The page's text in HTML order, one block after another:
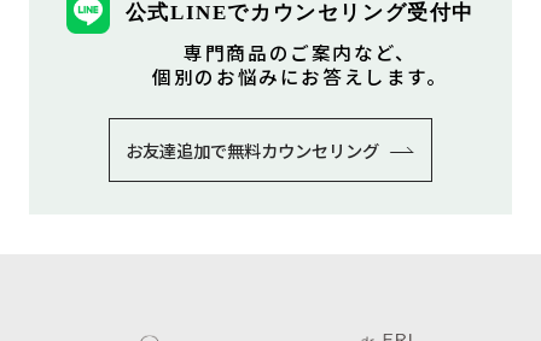
公式LINEでカウンセリング受付中
専⾨商品のご案内など、
個別のお悩みにお答えします。
お友達追加で無料カウンセリング